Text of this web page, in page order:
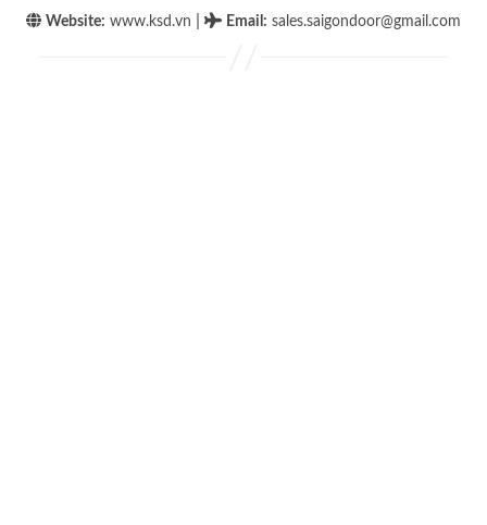
Website: www.ksd.vn Email : sales.saigondoor@gmail.com